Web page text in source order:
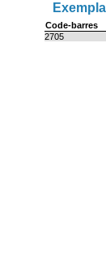
Code-barres
2705